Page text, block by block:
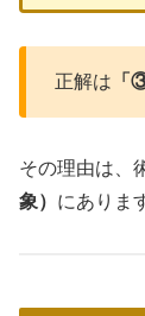
正解は 「
その理由は、
象） にありま